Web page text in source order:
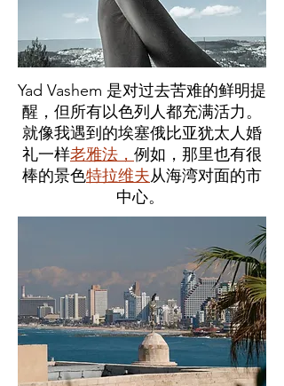
Yad Vashem 是对过去苦难的鲜明提
醒，但所有以色列人都充满活力。
就像我遇到的埃塞俄比亚犹太人婚
礼一样老雅法， 例如，那里也有很
棒的景色特拉维夫从海湾对面的市
中心。